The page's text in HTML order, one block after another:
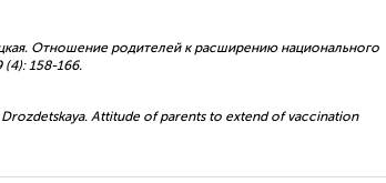
Отношение родителей к расширению национального
(4): 158-166.
Attitude of parents to extend of vaccination